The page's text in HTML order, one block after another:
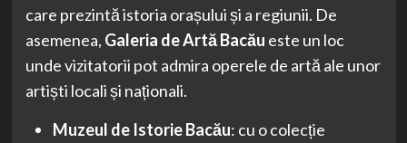
care prezintă istoria orașului și a regiunii. De
asemenea, Galeria de Artă Bacău este un loc
unde vizitatorii pot admira operele de artă ale unor
artiști locali și naționali.
Muzeul de Istorie Bacău: cu o colecție